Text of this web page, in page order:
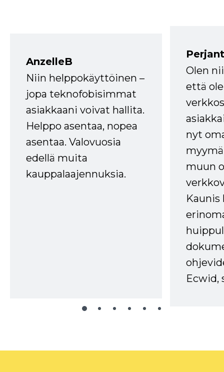
AnzelleB
Niin helppokäyttöinen –
jopa teknofobisimmat
asiakkaani voivat hallita.
Helppo asentaa, nopea
asentaa. Valovuosia
edellä muita
kauppalaajennuksia.
Olen
että
nyt
muun
Kaunis
Ecwid,